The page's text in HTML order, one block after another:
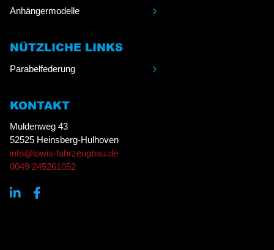
Anhängermodelle
NÜTZLICHE LINKS
Parabelfederung
KONTAKT
Muldenweg 43
52525 Heinsberg-Hulhoven
info@lowis-fahrzeugbau.de
0049 245261052